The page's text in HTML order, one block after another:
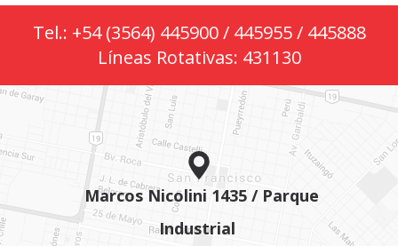
Tel.: +54 (3564) 445900 / 445955 / 445888
Líneas Rotativas: 431130
Marcos Nicolini 1435 / Parque
Industrial